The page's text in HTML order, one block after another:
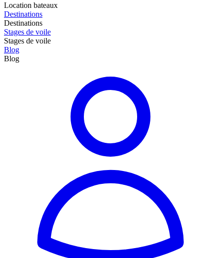
Location bateaux
Destinations
Destinations
Stages de voile
Stages de voile
Blog
Blog